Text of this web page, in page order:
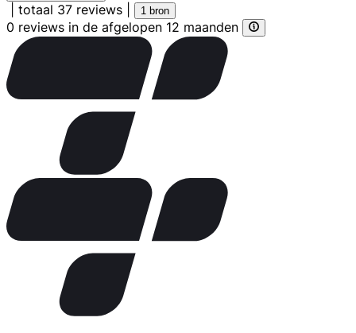
totaal 37 reviews 1 bron
0 reviews in de afgelopen 12 maanden